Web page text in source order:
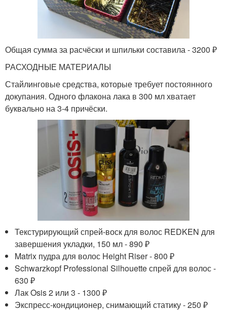
Общая сумма за расчёски и шпильки составила - 3200 ₽
РАСХОДНЫЕ МАТЕРИАЛЫ
Стайлинговые средства, которые требует постоянного
докупания. Одного флакона лака в 300 мл хватает
буквально на 3-4 причёски.
Текстурирующий спрей-воск для волос REDKEN для
завершения укладки, 150 мл - 890 ₽
Matrix пудра для волос Height Riser - 800 ₽
Schwarzkopf Professional Silhouette спрей для волос -
630 ₽
Лак Osis 2 или 3 - 1300 ₽
Экспресс-кондиционер, снимающий статику - 250 ₽